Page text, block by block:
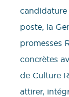
poste, la
promesses
concrètes
de Culture
attirer,